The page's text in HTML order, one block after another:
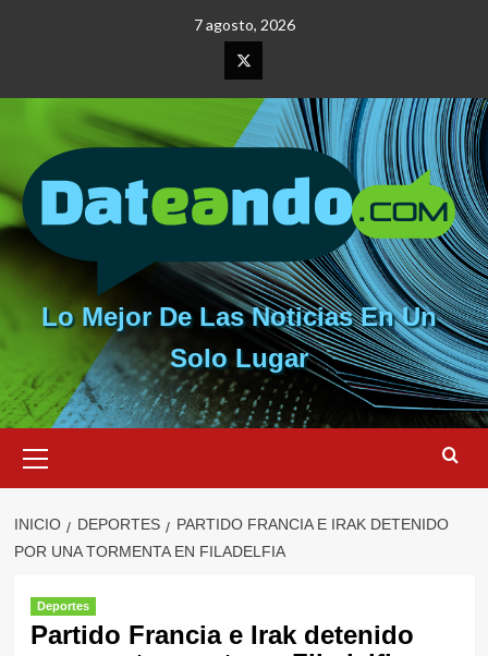
7 agosto, 2026
Elemento
del
menú
Lo Mejor De Las Noticias En Un
Solo Lugar
primario
INICIO DEPORTES
PARTIDO FRANCIA E IRAK DETENIDO
POR UNA TORMENTA EN FILADELFIA
Deportes
Partido Francia e Irak detenido